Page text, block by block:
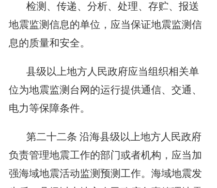
检测、传递、分析、处理、存贮、报送
地震监测信息的单位，应当保证地震监测信
息的质量和安全。
县级以上地方人民政府应当组织相关单
位为地震监测台网的运行提供通信、交通、
电力等保障条件。
第二十二条 沿海县级以上地方人民政府
负责管理地震工作的部门或者机构，应当加
强海域地震活动监测预测工作。海域地震发